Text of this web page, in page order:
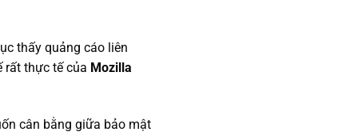
thấy quảng cáo liên
rất thực tế của Mozilla
cân bằng giữa bảo mật